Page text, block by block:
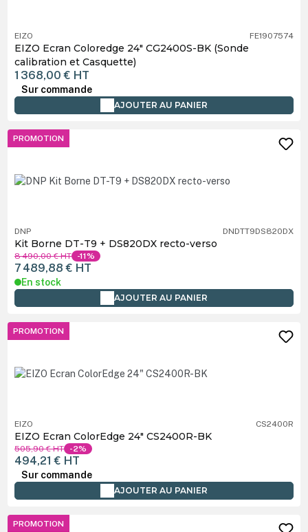
EIZO FE1907574
EIZO Ecran Coloredge 24" CG2400S-BK (Sonde
calibration et Casquette)
1 368,00 € HT
Sur commande
AJOUTER AU PANIER
PROMOTION
DNP DNDTT9DS820DX
Kit Borne DT-T9 + DS820DX recto-verso
8 490,00 €HT -11%
7 489,88 € HT
En stock
AJOUTER AU PANIER
PROMOTION
EIZO CS2400R
EIZO Ecran ColorEdge 24" CS2400R-BK
505,90 €HT -2%
494,21 € HT
Sur commande
AJOUTER AU PANIER
PROMOTION